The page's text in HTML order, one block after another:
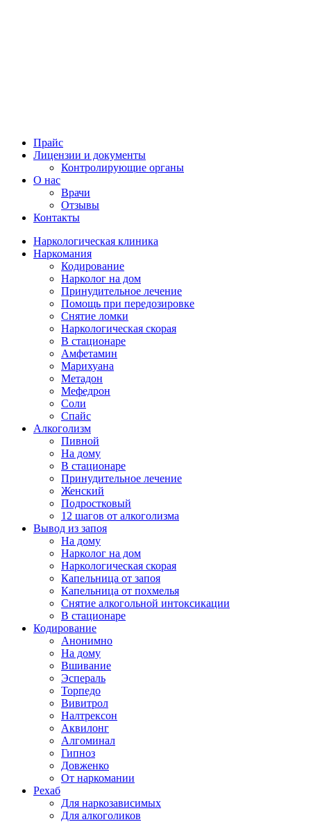
Прайс
Лицензии и документы
Контролирующие органы
О нас
Врачи
Отзывы
Контакты
Наркологическая клиника
Наркомания
Кодирование
Нарколог на дом
Принудительное лечение
Помощь при передозировке
Снятие ломки
Наркологическая скорая
В стационаре
Амфетамин
Марихуана
Метадон
Мефедрон
Соли
Спайс
Алкоголизм
Пивной
На дому
В стационаре
Принудительное лечение
Женский
Подростковый
12 шагов от алкоголизма
Вывод из запоя
На дому
Нарколог на дом
Наркологическая скорая
Капельница от запоя
Капельница от похмелья
Снятие алкогольной интоксикации
В стационаре
Кодирование
Анонимно
На дому
Вшивание
Эспераль
Торпедо
Вивитрол
Налтрексон
Аквилонг
Алгоминал
Гипноз
Довженко
От наркомании
Рехаб
Для наркозависимых
Для алкоголиков